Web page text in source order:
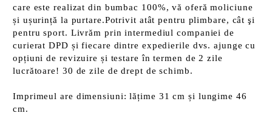
care este realizat din bumbac 100%, vă oferă moliciune
și ușurință la purtare.Potrivit atât pentru plimbare, cât şi
pentru sport. Livrăm prin intermediul companiei de
curierat DPD și fiecare dintre expedierile dvs. ajunge cu
opțiuni de revizuire și testare în termen de 2 zile
lucrătoare! 30 de zile de drept de schimb.
Imprimeul are dimensiuni: lățime 31 cm și lungime 46
cm.